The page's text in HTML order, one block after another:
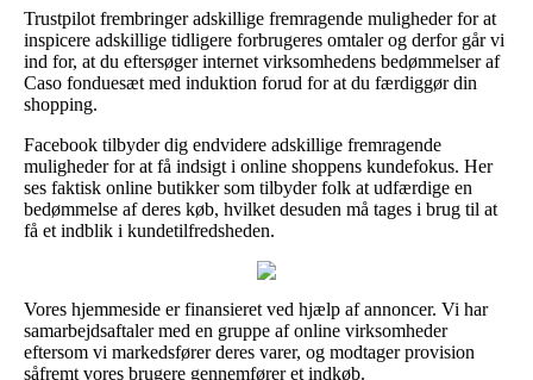
Trustpilot frembringer adskillige fremragende muligheder for at
inspicere adskillige tidligere forbrugeres omtaler og derfor går vi
ind for, at du eftersøger internet virksomhedens bedømmelser af
Caso fonduesæt med induktion forud for at du færdiggør din
shopping.
Facebook tilbyder dig endvidere adskillige fremragende
muligheder for at få indsigt i online shoppens kundefokus. Her
ses faktisk online butikker som tilbyder folk at udfærdige en
bedømmelse af deres køb, hvilket desuden må tages i brug til at
få et indblik i kundetilfredsheden.
Vores hjemmeside er finansieret ved hjælp af annoncer. Vi har
samarbejdsaftaler med en gruppe af online virksomheder
eftersom vi markedsfører deres varer, og modtager provision
såfremt vores brugere gennemfører et indkøb.